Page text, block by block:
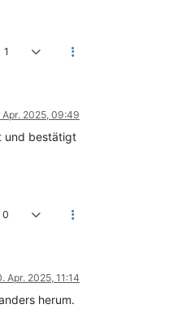
1
Apr. 2025, 09:49
und bestätigt
0
Apr. 2025, 11:14
herum.